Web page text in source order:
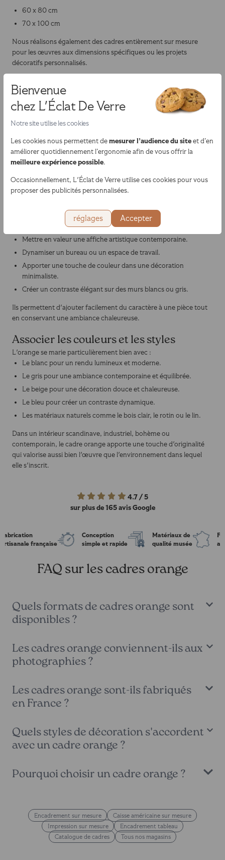
Bienvenue
chez L'Éclat De Verre
Notre site utilise les cookies
Les cookies nous permettent demesurer l’audience du siteet d’en
améliorer quotidiennement l’ergonomie afin de vous offrir la
meilleure expérience possible.
Occasionnellement, L'Éclat de Verre utilise ces cookies pour vous
proposer des publicités personnalisées.
réglages Accepter
60 x 80 cm
70 x 100 cm
Nous réalisons également des cadres entièrement sur mesure
pour les œuvres aux dimensions spécifiques ou les projets
décoratifs personnalisés.
Comment intégrer un cadre
orange dans votre décoration ?
Le cadre orange peut devenir un véritable élément décoratif
lorsqu'il est intégré avec harmonie dans l'ensemble de la pièce.
Grâce à sa couleur chaleureuse, il apporte de l'énergie tout en
participant à l'équilibre visuel de l'espace.
Idées de décoration avec des cadres
orange
Les cadres orange peuvent être utilisés de nombreuses façons :
Créer un mur de cadres colorés dans un salon.
Mettre en valeur une affiche artistique contemporaine.
Dynamiser un bureau ou un espace de travail.
Apporter une touche de couleur dans une décoration
minimaliste.
Créer un contraste élégant sur des murs blancs ou gris.
Ils permettent d'ajouter facilement du caractère à une pièce tout
en conservant une ambiance chaleureuse.
Associer les couleurs et les styles
L'orange se marie particulièrement bien avec :
Le blanc pour un rendu lumineux et moderne.
Le gris pour une ambiance contemporaine et équilibrée.
Le beige pour une décoration douce et chaleureuse.
Le bleu pour créer un contraste dynamique.
Les matériaux naturels comme le bois clair, le rotin ou le lin.
Dans un intérieur scandinave, industriel, bohème ou
contemporain, le cadre orange apporte une touche d'originalité
qui valorise aussi bien l'œuvre que l'environnement dans lequel
elle s'inscrit.
4.7 / 5
sur plus de 165 avisGoogle
française
Conception
simple et rapide
Matériaux de
qualité musée
FAQ sur les cadres orange
Quels formats de cadres orange sont
disponibles ?
Les cadres orange conviennent-ils aux
photographies ?
Les cadres orange sont-ils fabriqués
en France ?
Quels styles de décoration s'accordent
avec un cadre orange ?
Pourquoi choisir un cadre orange ?
Encadrement sur mesure
Caisse américaine sur mesure
Impression sur mesure
Encadrement tableau
Catalogue de cadres
Tous nos magasins